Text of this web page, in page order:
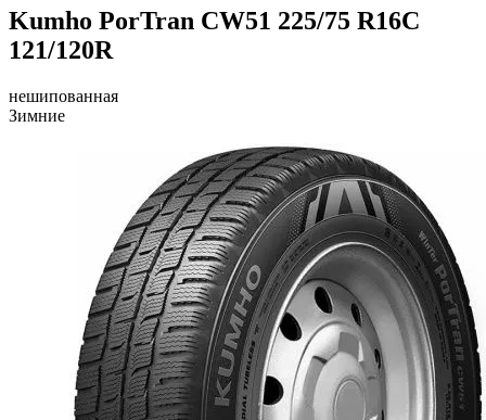
Kumho PorTran CW51 225/75 R16C
121/120R
нешипованная
Зимние